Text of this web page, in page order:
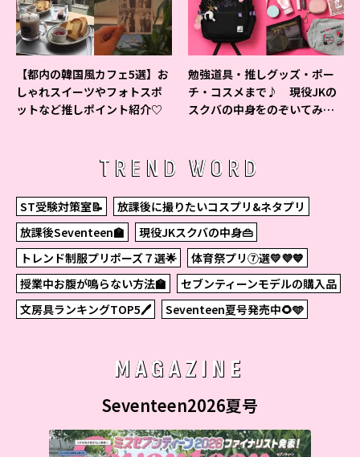
【都内の韓国風カフェ5選】お
しゃれスイーツやフォトスポ
ットなど推しポイント紹介♡
勉強道具・推しグッズ・ポー
チ・コスメまで♪ 現役JKの
スクバの中身をのぞいてみ
TREND WORD
ST受験対策室📝
放課後に撮りたいコスプリ&ネタプリ
放課後Seventeen🏫
現役JKスクバの中身👜
トレンド制服プリポーズ７選🌟
体育祭プリ⑦選💛💜💙
授業中お腹が鳴らない方法🏫
セブンティーンモデルの購入品
文房具ランキングTOP5🖊
Seventeen夏号発売中🌻🩵
MAGAZINE
Seventeen2026夏号